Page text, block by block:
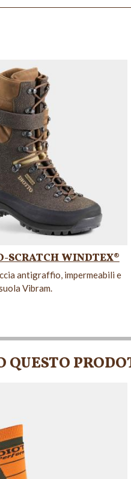
SCRATCH WINDTEX®
antigraffio, impermeabili e
Vibram.